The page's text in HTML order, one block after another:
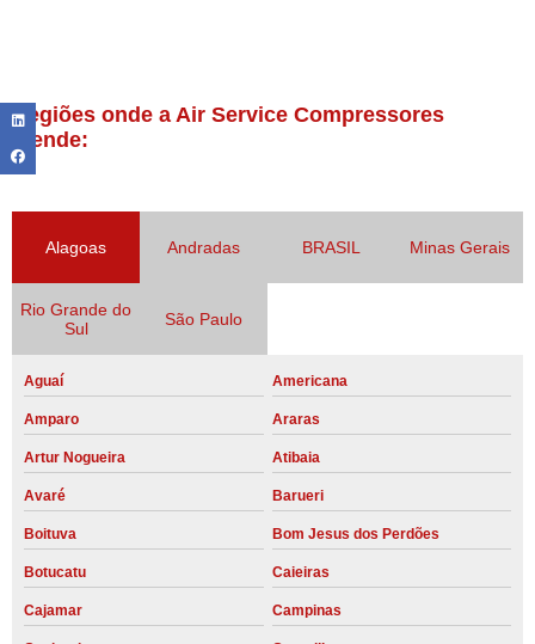
Regiões onde a Air Service Compressores
atende:
Alagoas Andradas BRASIL Minas Gerais
Rio Grande do
Sul
São Paulo
Aguaí Americana
Amparo Araras
Artur Nogueira Atibaia
Avaré Barueri
Boituva Bom Jesus dos Perdões
Botucatu Caieiras
Cajamar Campinas